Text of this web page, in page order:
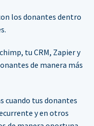
los donantes dentro
tu CRM, Zapier y
de manera más
cuando tus donantes
y en otros